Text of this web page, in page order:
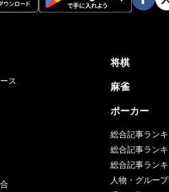
ス
将棋
麻雀
ポーカー
総合記事ランキ
総合記事ラン
総合記事ランキ
人物・グルー